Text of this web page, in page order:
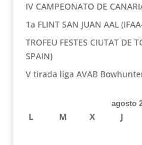
IV CAMPEONATO DE
1a FLINT SAN JUAN AAL
TROFEU FESTES CIUTAT DE
SPAIN)
V tirada liga AVAB
agosto
L M X J